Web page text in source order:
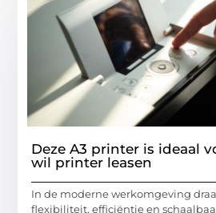
Deze A3 printer is ideaal
wil printer leasen
In de moderne werkomgeving
flexibiliteit, efficiëntie en